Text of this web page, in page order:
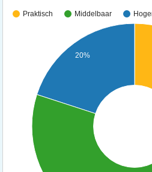
Praktisch Middelbaar
20%